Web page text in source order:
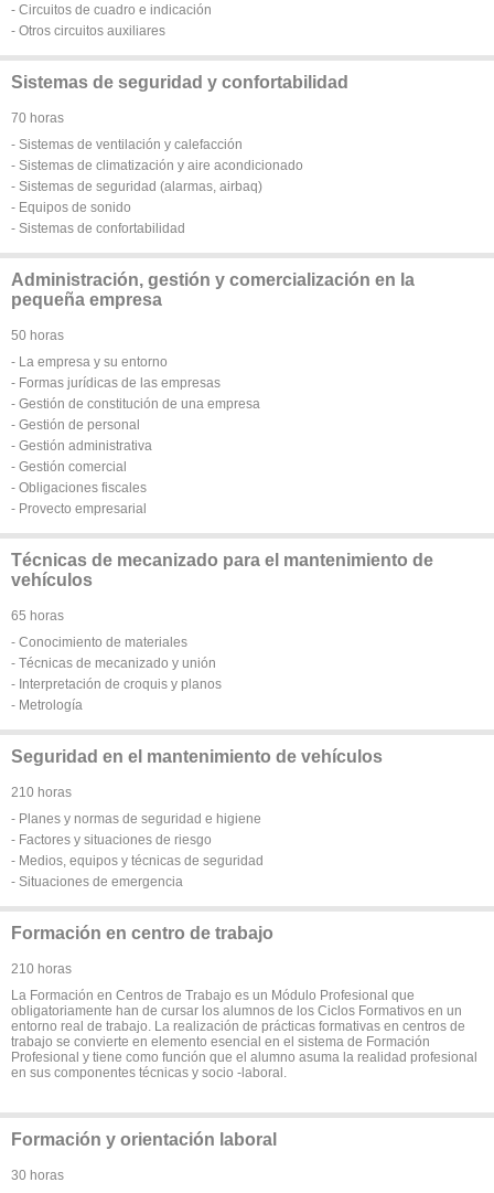
- Circuitos de cuadro e indicación
- Otros circuitos auxiliares
Sistemas de seguridad y confortabilidad
70 horas
- Sistemas de ventilación y calefacción
- Sistemas de climatización y aire acondicionado
- Sistemas de seguridad (alarmas, airbaq)
- Equipos de sonido
- Sistemas de confortabilidad
Administración, gestión y comercialización en la
pequeña empresa
50 horas
- La empresa y su entorno
- Formas jurídicas de las empresas
- Gestión de constitución de una empresa
- Gestión de personal
- Gestión administrativa
- Gestión comercial
- Obligaciones fiscales
- Provecto empresarial
Técnicas de mecanizado para el mantenimiento de
vehículos
65 horas
- Conocimiento de materiales
- Técnicas de mecanizado y unión
- Interpretación de croquis y planos
- Metrología
Seguridad en el mantenimiento de vehículos
210 horas
- Planes y normas de seguridad e higiene
- Factores y situaciones de riesgo
- Medios, equipos y técnicas de seguridad
- Situaciones de emergencia
Formación en centro de trabajo
210 horas
La Formación en Centros de Trabajo es un Módulo Profesional que
obligatoriamente han de cursar los alumnos de los Ciclos Formativos en un
entorno real de trabajo. La realización de prácticas formativas en centros de
trabajo se convierte en elemento esencial en el sistema de Formación
Profesional y tiene como función que el alumno asuma la realidad profesional
en sus componentes técnicas y socio -laboral.
Formación y orientación laboral
30 horas